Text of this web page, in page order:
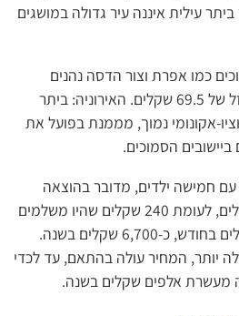
עילית איננה עיר גדולה במושגים
כמו אפרת וצור הדסה נהנים
מ’חופשי מקומי’ במחיר מוזל של 69.5 שקלים. האירוניה: ביתר
אקונומי נמוך, מממנת בפועל את
הסמוכים.
חמישה ילדים, מדובר בהוצאה
חודשית של כמעט 800 שקלים, לעומת 240 שקלים שהיו משלמים
בעבר – הפרש של 560 שקלים בחודש, כ-6,700 שקלים בשנה.
יותר, המחיר עולה בהתאם, עד לכדי
מעשרת אלפים שקלים בשנה.